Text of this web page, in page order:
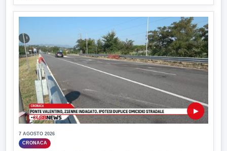
▶
7 AGOSTO 2026
CRONACA